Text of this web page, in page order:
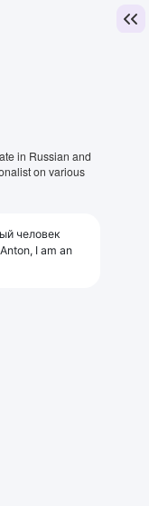
in Russian and
on various
человек
I am an